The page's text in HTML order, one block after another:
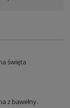
święta
z bawełny.